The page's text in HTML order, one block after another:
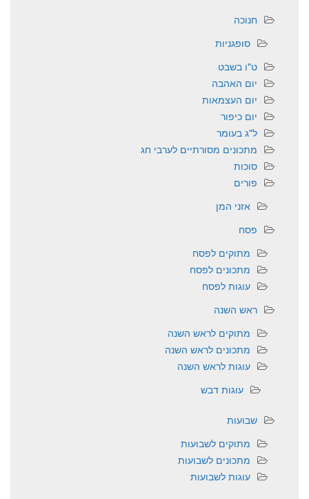
חנוכה
סופגניות
ט"ו בשבט
יום האהבה
יום העצמאות
יום כיפור
ל"ג בעומר
מתכונים מסורתיים לערבי חג
סוכות
פורים
אזני המן
פסח
מתוקים לפסח
מתכונים לפסח
עוגות לפסח
ראש השנה
מתוקים לראש השנה
מתכונים לראש השנה
עוגות לראש השנה
עוגות דבש
שבועות
מתוקים לשבועות
מתכונים לשבועות
עוגות לשבועות